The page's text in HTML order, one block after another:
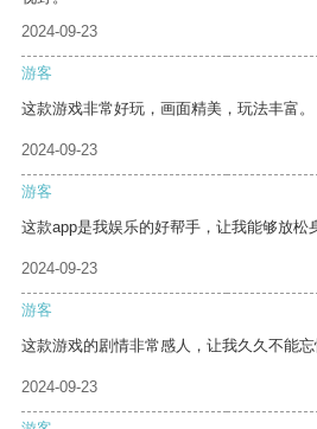
2024-09-23
游客
这款游戏非常好玩，画面精美，玩法丰富。
2024-09-23
游客
这款app是我娱乐的好帮手，让我能够放松
2024-09-23
游客
这款游戏的剧情非常感人，让我久久不能忘
2024-09-23